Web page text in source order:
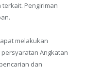
Pengiriman
melakukan
Angkatan
dan